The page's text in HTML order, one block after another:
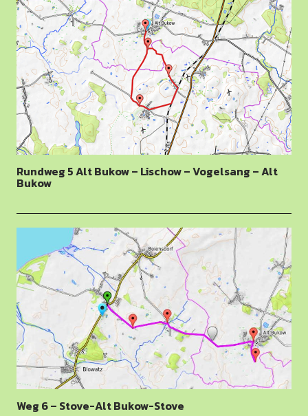
Rundweg 5 Alt Bukow – Lischow – Vogelsang – Alt
Bukow
Weg 6 – Stove-Alt Bukow-Stove